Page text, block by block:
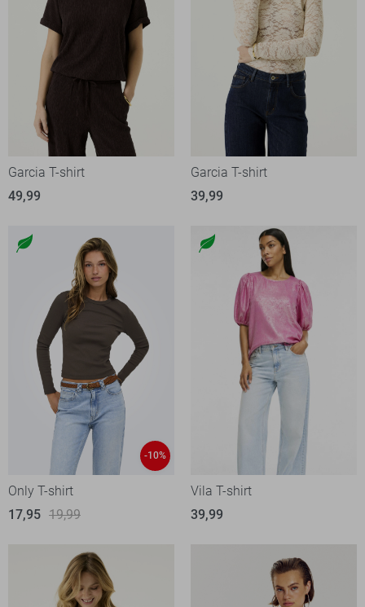
Garcia T-shirt
49,99
Garcia T-shirt
39,99
-10%
Only T-shirt
17,95 19,99
Vila T-shirt
39,99